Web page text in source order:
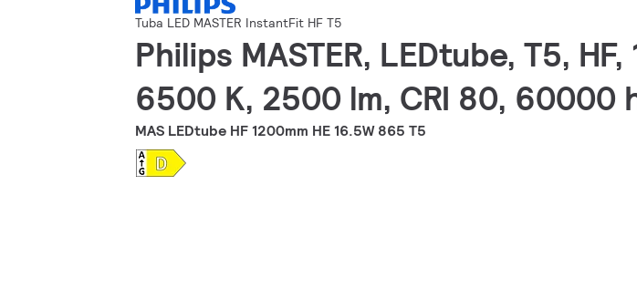
Tuba LED MASTER InstantFit HF T5
Philips MASTER, LEDtube, T5,
6500 K, 2500 lm, CRI 80, 60000
MAS LEDtube HF 1200mm HE 16.5W 865 T5